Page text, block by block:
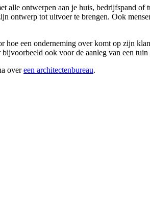
alle ontwerpen aan je huis, bedrijfspand
ontwerp tot uitvoer te brengen. Ook
een onderneming over komt op zijn
ook voor de aanleg van een
overeen architectenbureau.